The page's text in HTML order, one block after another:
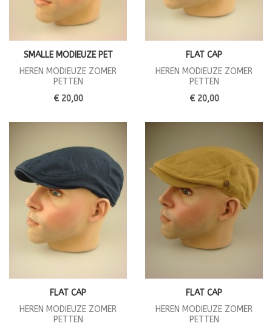
SMALLE MODIEUZE PET
HEREN MODIEUZE ZOMER
PETTEN
€ 20,00
FLAT CAP
HEREN MODIEUZE ZOMER
PETTEN
€ 20,00
FLAT CAP
HEREN MODIEUZE ZOMER
PETTEN
FLAT CAP
HEREN MODIEUZE ZOMER
PETTEN